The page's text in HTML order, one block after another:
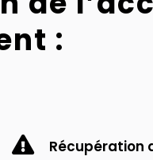
:

Récupération